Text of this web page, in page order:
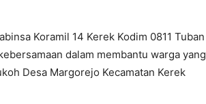
Koramil 14 Kerek Kodim 0811 Tuban
dalam membantu warga yang
Desa Margorejo Kecamatan Kerek